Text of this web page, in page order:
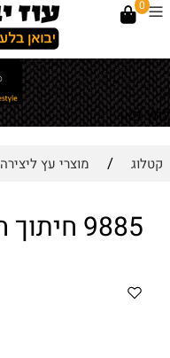
לחץ כאן
0
קטלוג / מוצרי עץ ליצירה
9885 חיתוך חתול (עבה)